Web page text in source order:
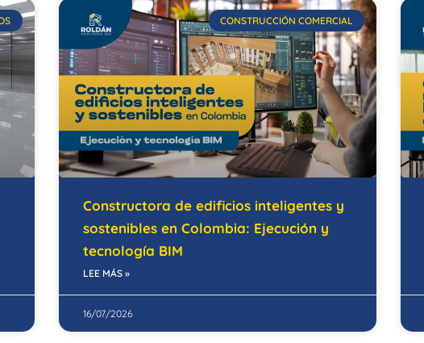
CONSTRUCCIÓN COMERCIAL
Constructora de edificios inteligentes y
sostenibles en Colombia: Ejecución y
tecnología BIM
LEE MÁS »
16/07/2026